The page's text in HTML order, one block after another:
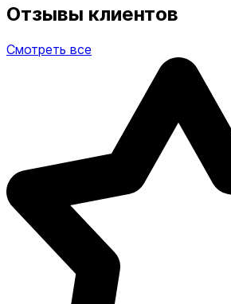
Отзывы клиентов
Смотреть все